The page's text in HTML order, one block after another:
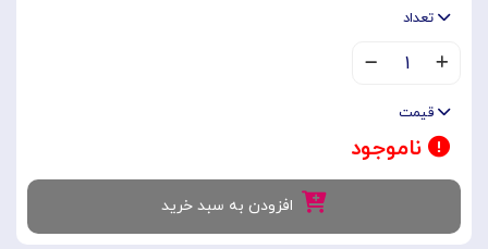
تعداد
۱
قیمت
ناموجود
افزودن به سبد خرید